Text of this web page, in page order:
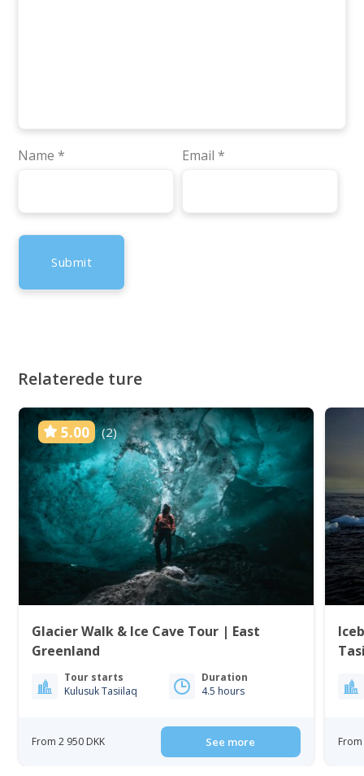
Name * Email *
Relaterede ture
5.00 (2)
Glacier Walk & Ice Cave Tour | East
Greenland
Tour starts
Kulusuk Tasiilaq
Duration
4.5 hours
From 2 950 DKK See more From